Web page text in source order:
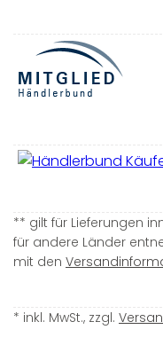
** gilt für Lieferungen
für andere Länder
mit den
* inkl. MwSt., zzgl.